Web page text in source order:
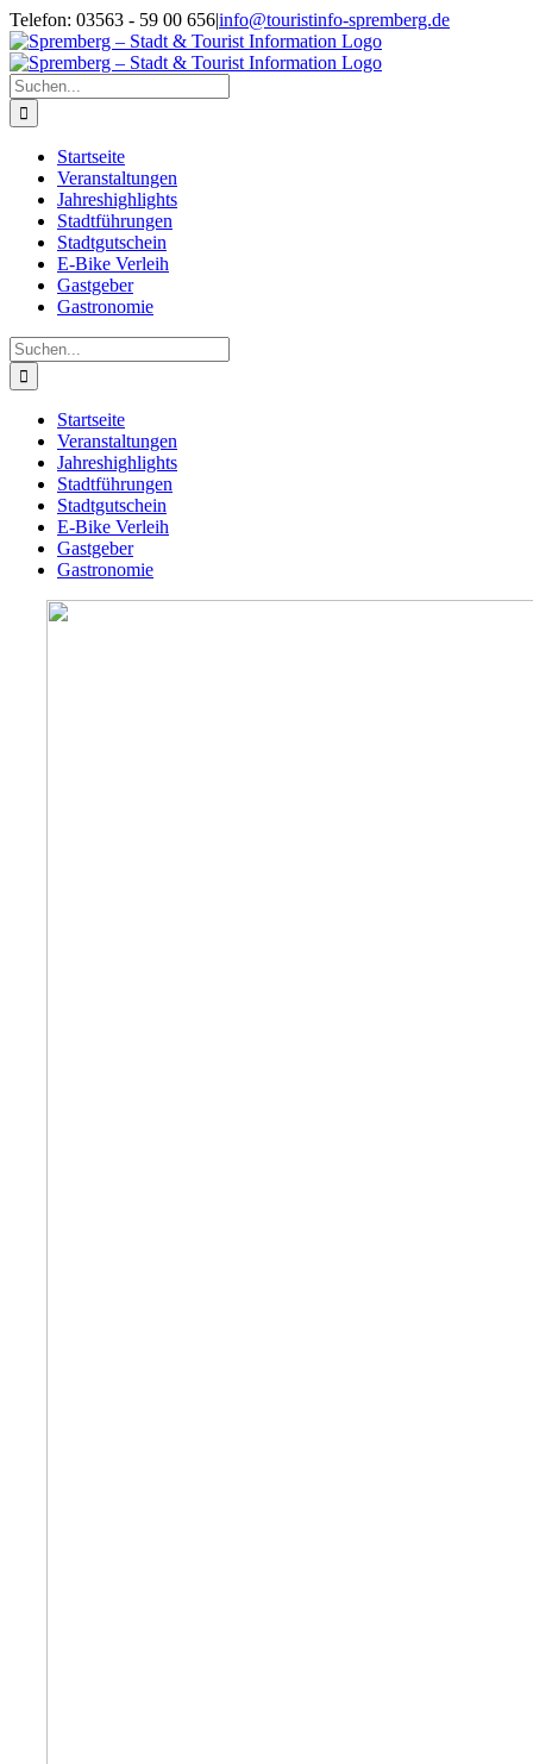
Zum
Inhalt
springen
Telefon: 03563 - 59 00 656|info@touristinfo-spremberg.de
Facebook
Instagram
Suche
nach:
Startseite
Veranstaltungen
Jahreshighlights
Stadtführungen
Stadtgutschein
E-Bike Verleih
Gastgeber
Gastronomie
Suche
nach:
Startseite
Veranstaltungen
Jahreshighlights
Stadtführungen
Stadtgutschein
E-Bike Verleih
Gastgeber
Gastronomie